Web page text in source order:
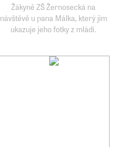
Žákyně ZŠ Žernosecká na
návštěvě u pana Málka, který jim
ukazuje jeho fotky z mládí.